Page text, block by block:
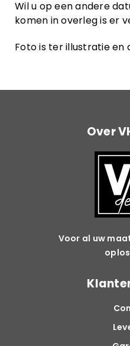
Wil u op een andere
komen in overleg is er
Foto is ter illustratie en
Over
Voor al uw